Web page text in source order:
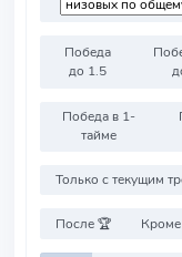
Победа
до 1.5
Победа в 1-
тайме
Только с текущим
После 🏆